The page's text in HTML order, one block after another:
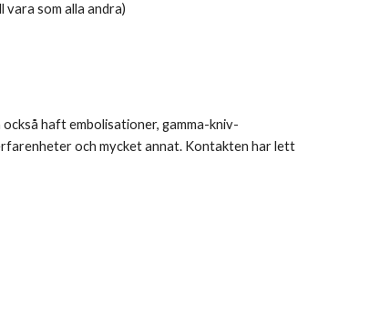
vara som alla andra)
haft embolisationer, gamma-kniv-
och mycket annat. Kontakten har lett